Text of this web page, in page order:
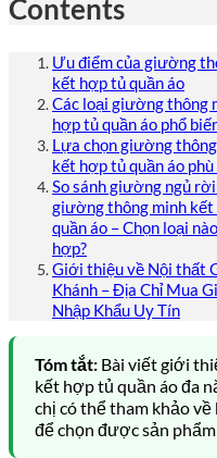
Contents
Ưu điểm của giường
kết hợp tủ quần áo
Các loại giường thông
hợp tủ quần áo phổ
Lựa chọn giường
kết hợp tủ quần áo
So sánh giường ngủ
giường thông minh
quần áo – Chọn loại
hợp?
Giới thiệu về Nội thất
Khánh – Địa Chỉ Mua
Nhập Khẩu Uy Tín
Tóm tắt: Bài viết giới
kết hợp tủ quần áo đa
chị có thể tham khảo
để chọn được sản